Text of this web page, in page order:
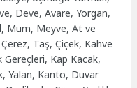
Deve, Avare, Yorgan,
Mum, Meyve, At ve
Taş, Çiçek, Kahve
Kap Kacak,
Yalan, Kanto, Duvar